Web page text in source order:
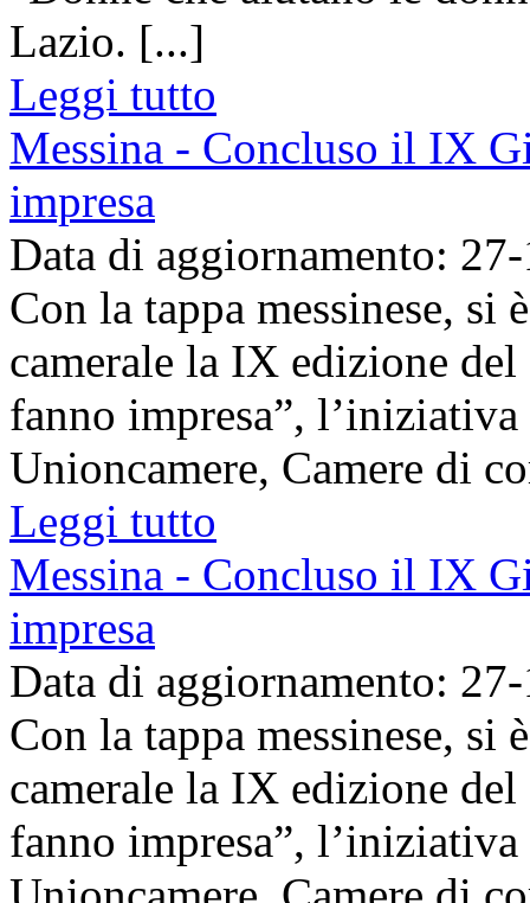
Lazio. [...]
Leggi tutto
Messina - Concluso il IX
impresa
Data di aggiornamento:
Con la tappa messinese, si
camerale la IX edizione
fanno impresa”,
Unioncamere, Camere di
Leggi tutto
Messina - Concluso il IX
impresa
Data di aggiornamento:
Con la tappa messinese, si
camerale la IX edizione
fanno impresa”,